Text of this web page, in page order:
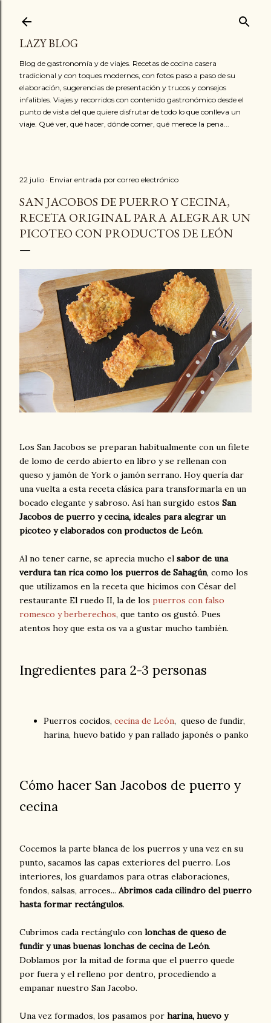
LAZY BLOG
Blog de gastronomía y de viajes. Recetas de cocina casera
tradicional y con toques modernos, con fotos paso a paso de su
elaboración, sugerencias de presentación y trucos y consejos
infalibles. Viajes y recorridos con contenido gastronómico desde el
punto de vista del que quiere disfrutar de todo lo que conlleva un
viaje. Qué ver, qué hacer, dónde comer, qué merece la pena...
22 julio Enviar entrada por correo electrónico
SAN JACOBOS DE PUERRO Y CECINA,
RECETA ORIGINAL PARA ALEGRAR UN
PICOTEO CON PRODUCTOS DE LEÓN
Los San Jacobos se preparan habitualmente con un filete
de lomo de cerdo abierto en libro y se rellenan con
queso y jamón de York o jamón serrano. Hoy quería dar
una vuelta a esta receta clásica para transformarla en un
bocado elegante y sabroso. Así han surgido estos San
Jacobos de puerro y cecina, ideales para alegrar un
picoteo y elaborados con productos de León.
Al no tener carne, se aprecia mucho el sabor de una
verdura tan rica como los puerros de Sahagún, como los
que utilizamos en la receta que hicimos con César del
restaurante El ruedo II, la de los puerros con falso
romesco y berberechos, que tanto os gustó. Pues
atentos hoy que esta os va a gustar mucho también.
Ingredientes para 2-3 personas
Puerros cocidos, cecina de León, queso de fundir,
harina, huevo batido y pan rallado japonés o panko
Cómo hacer San Jacobos de puerro y
cecina
Cocemos la parte blanca de los puerros y una vez en su
punto, sacamos las capas exteriores del puerro. Los
interiores, los guardamos para otras elaboraciones,
fondos, salsas, arroces... Abrimos cada cilindro del puerro
hasta formar rectángulos.
Cubrimos cada rectángulo con lonchas de queso de
fundir y unas buenas lonchas de cecina de León.
Doblamos por la mitad de forma que el puerro quede
por fuera y el relleno por dentro, procediendo a
empanar nuestro San Jacobo.
Una vez formados, los pasamos por harina, huevo y